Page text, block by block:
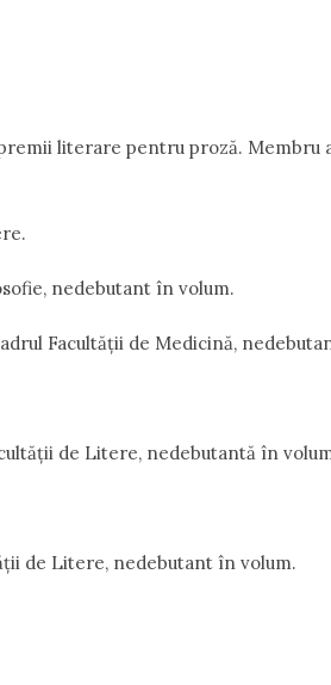
literare pentru proză.
nedebutant în volum.
Facultății de Medicină,
de Litere, nedebutantă în
de Litere, nedebutant în volum.